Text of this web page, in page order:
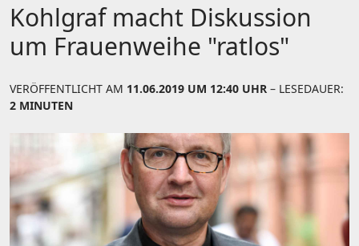
Kohlgraf macht Diskussion
um Frauenweihe "ratlos"
VERÖFFENTLICHT AM 11.06.2019 UM 12:40 UHR – LESEDAUER:
2 MINUTEN